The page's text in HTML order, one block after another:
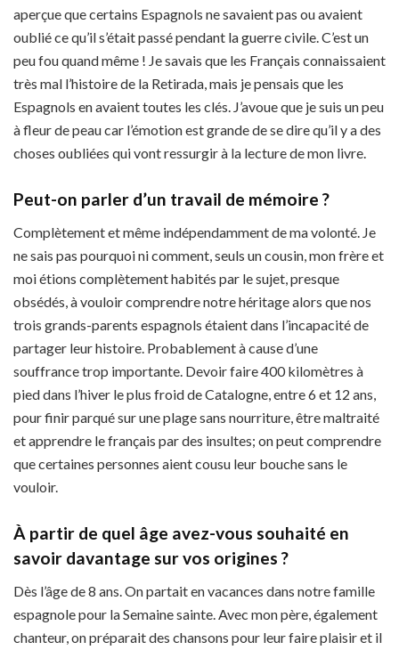
aperçue que certains Espagnols ne savaient pas ou avaient
oublié ce qu’il s’était passé pendant la guerre civile. C’est un
peu fou quand même ! Je savais que les Français connaissaient
très mal l’histoire de la Retirada, mais je pensais que les
Espagnols en avaient toutes les clés. J’avoue que je suis un peu
à fleur de peau car l’émotion est grande de se dire qu’il y a des
choses oubliées qui vont ressurgir à la lecture de mon livre.
Peut-on parler d’un travail de mémoire ?
Complètement et même indépendamment de ma volonté. Je
ne sais pas pourquoi ni comment, seuls un cousin, mon frère et
moi étions complètement habités par le sujet, presque
obsédés, à vouloir comprendre notre héritage alors que nos
trois grands-parents espagnols étaient dans l’incapacité de
partager leur histoire. Probablement à cause d’une
souffrance trop importante. Devoir faire 400 kilomètres à
pied dans l’hiver le plus froid de Catalogne, entre 6 et 12 ans,
pour finir parqué sur une plage sans nourriture, être maltraité
et apprendre le français par des insultes; on peut comprendre
que certaines personnes aient cousu leur bouche sans le
vouloir.
À partir de quel âge avez-vous souhaité en
savoir davantage sur vos origines ?
Dès l’âge de 8 ans. On partait en vacances dans notre famille
espagnole pour la Semaine sainte. Avec mon père, également
chanteur, on préparait des chansons pour leur faire plaisir et il